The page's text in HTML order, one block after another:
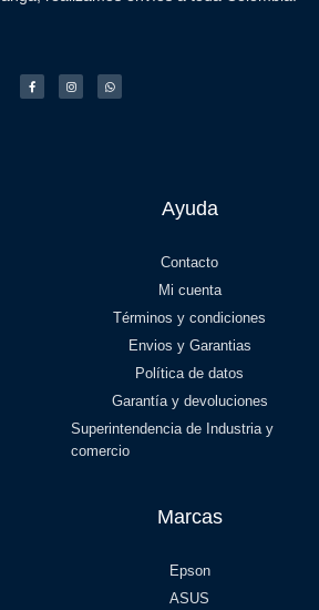
Ayuda
Contacto
Mi cuenta
Términos y condiciones
Envios y Garantias
Política de datos
Garantía y devoluciones
Superintendencia de Industria y
comercio
Marcas
Epson
ASUS